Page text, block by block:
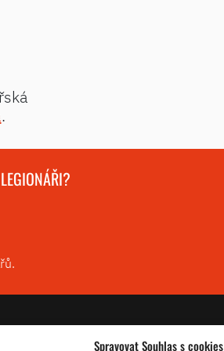
Spravovat Souhlas s cookies
.